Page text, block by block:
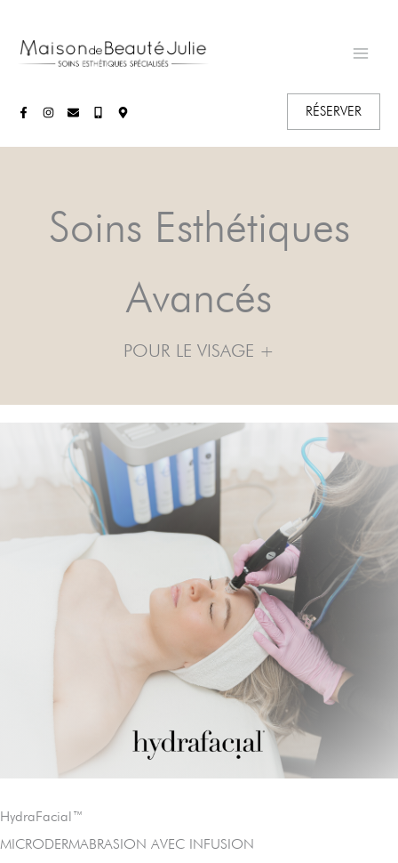
contenu
RÉSERVER
Soins Esthétiques
Avancés
POUR LE VISAGE +
HydraFacial™
MICRODERMABRASION AVEC INFUSION